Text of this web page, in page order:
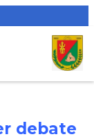
debate